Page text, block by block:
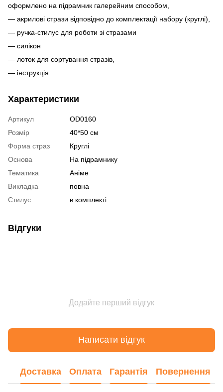
оформлено на підрамник галерейним способом,
— акрилові стрази відповідно до комплектації набору (круглі),
— ручка-стилус для роботи зі стразами
— силікон
— лоток для сортування стразів,
— інструкція
Характеристики
Артикул
OD0160
Розмір
40*50 см
Форма страз
Круглі
Основа
На підрамнику
Тематика
Аніме
Викладка
повна
Стилус
в комплекті
Відгуки
Додайте перший відгук
Написати відгук
Доставка Оплата Гарантія Повернення